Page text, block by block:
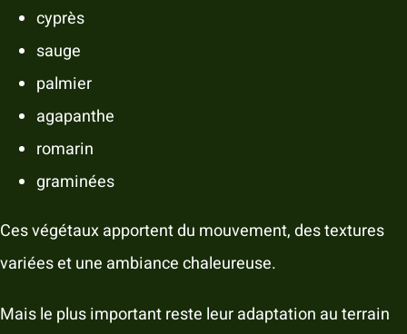
cyprès
sauge
palmier
agapanthe
romarin
graminées
Ces végétaux apportent du mouvement, des textures
variées et une ambiance chaleureuse.
Mais le plus important reste leur adaptation au terrain